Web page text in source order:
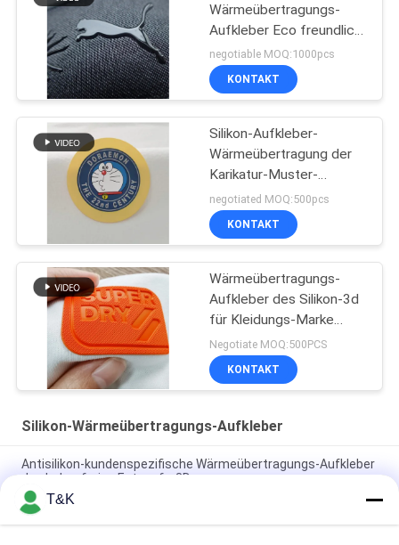
Wärmeübertragungs-
Aufkleber Eco freundlich
für Sport-Kleid
negotiable MOQ:1000pcs
KONTAKT
Silikon-Aufkleber-
Wärmeübertragung der
Karikatur-Muster-
bügelnde Kleidungs-3D
negotiated MOQ:500pcs
KONTAKT
Wärmeübertragungs-
Aufkleber des Silikon-3d
für Kleidungs-Marke
Pantone-Farbe
Negotiate MOQ:500PCS
KONTAKT
Silikon-Wärmeübertragungs-Aufkleber
Antisilikon-kundenspezifische Wärmeübertragungs-Aufkleber
des beleg-freies Entwurfs-3D
Glänzender 1.2mm Silikon-Wärmeübertragungs-Aufkleber-
Fabrik-Seidendruck-Flecken
T&K